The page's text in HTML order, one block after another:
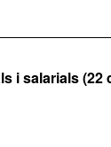
i salarials (22